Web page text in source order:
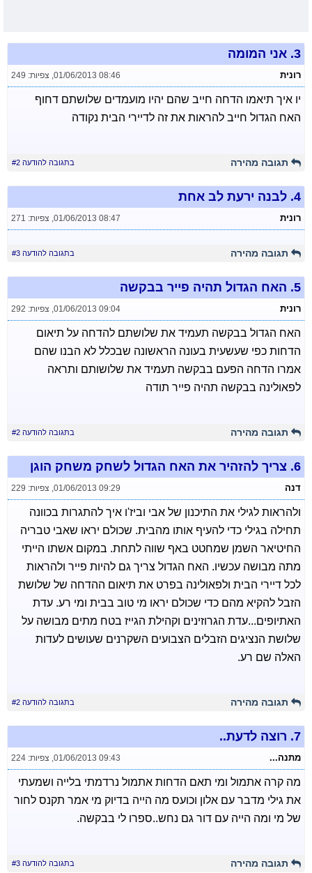
3. אני המומה
רונית 01/06/2013 08:46
, צפיות: 249
יו איך תיאמו הדחה חייב שהם יהיו מועמדים שלושתם דחוף
האח הגדול חייב להראות את זה לדיירי הבית נקודה
תגובה מהירה בתגובה להודעה #2
4. לבנה ירעת לב אחת
רונית 01/06/2013 08:47
, צפיות: 271
תגובה מהירה בתגובה להודעה #3
5. האח הגדול תהיה פייר בבקשה
רונית 01/06/2013 09:04
, צפיות: 292
האח הגדול בבקשה תעמיד את שלושתם להדחה על תיאום
הדחות כפי שעשעית בעונה הראשונה שבכלל לא הבנו שהם
אמרו הדחה הפעם בבקשה תעמיד את שלושותם ותראה
לפאולינה בבקשה תהיה פייר תודה
תגובה מהירה בתגובה להודעה #2
6. צריך להזהיר את האח הגדול לשחק משחק הוגן
דנה 01/06/2013 09:29
, צפיות: 229
ולהראות לגילי את התיכנון של אבי וביז'ו איך להתגרות בכוונה
תחילה בגילי כדי להעיף אותו מהבית. שכולם יראו שאבי טבריה
החיטיאר השמן שמחטט באף שווה לתחת. במקום אשתו הייתי
מתה מבושה עכשיו. האח הגדול צריך גם להיות פייר ולהראות
לכל דיירי הבית ולפאולינה בפרט את תיאום ההדחה של שלושת
הזבל להקיא מהם כדי שכולם יראו מי טוב בבית ומי רע. עדת
האתיופים...עדת הגרוזינים וקהילת הגייז בטח מתים מבושה על
שלושת הנציגים הזבלים הצבועים השקרנים שעושים לעדות
האלה שם רע.
תגובה מהירה בתגובה להודעה #2
7. רוצה לדעת..
מתנה... 01/06/2013 09:43
, צפיות: 224
מה קרה אתמול ומי תאם הדחות אתמול נרדמתי בלייה ושמעתי
את גילי מדבר עם אלון וכועס מה הייה בדיוק מי אמר תקנס לחור
של מי ומה הייה עם דור גם נחש..ספרו לי בבקשה.
תגובה מהירה בתגובה להודעה #3